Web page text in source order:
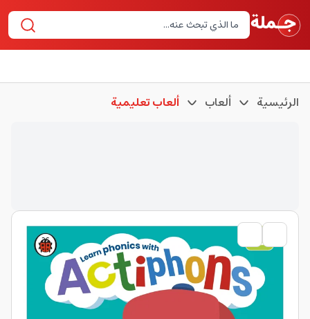
الرئيسية ألعاب ألعاب تعليمية